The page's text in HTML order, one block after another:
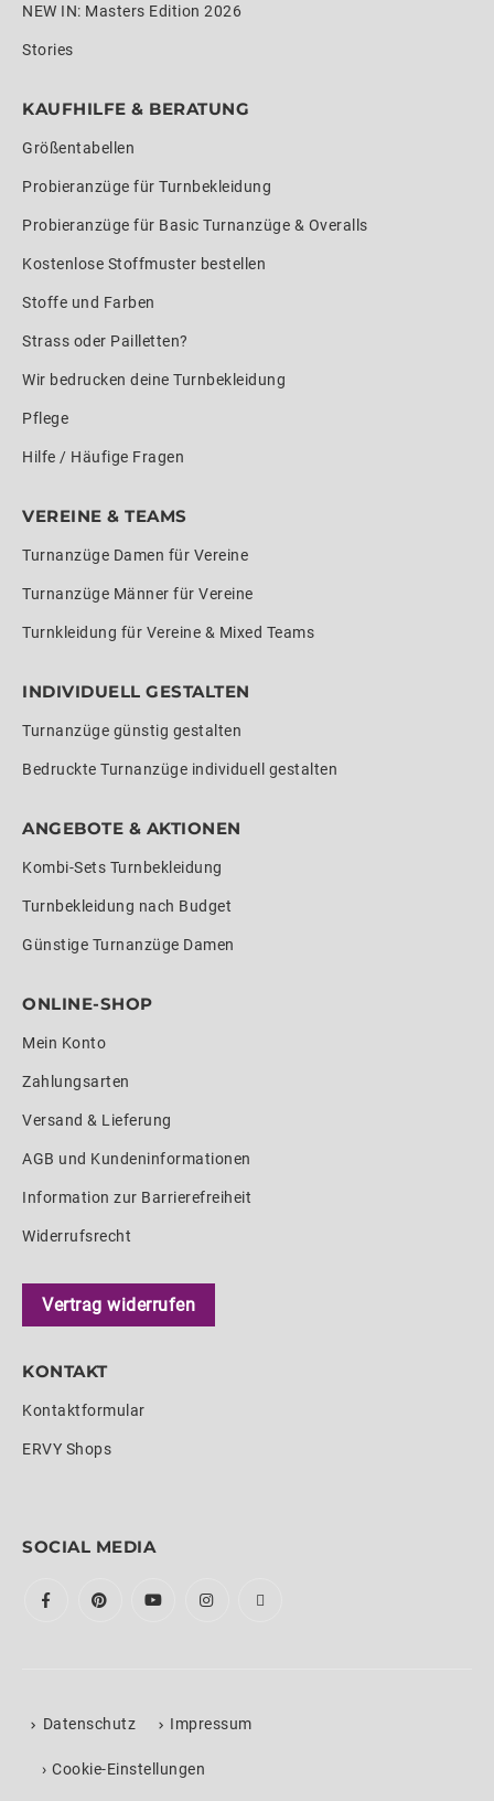
NEW IN: Masters Edition 2026
Stories
KAUFHILFE & BERATUNG
Größentabellen
Probieranzüge für Turnbekleidung
Probieranzüge für Basic Turnanzüge & Overalls
Kostenlose Stoffmuster bestellen
Stoffe und Farben
Strass oder Pailletten?
Wir bedrucken deine Turnbekleidung
Pflege
Hilfe / Häufige Fragen
VEREINE & TEAMS
Turnanzüge Damen für Vereine
Turnanzüge Männer für Vereine
Turnkleidung für Vereine & Mixed Teams
INDIVIDUELL GESTALTEN
Turnanzüge günstig gestalten
Bedruckte Turnanzüge individuell gestalten
ANGEBOTE & AKTIONEN
Kombi-Sets Turnbekleidung
Turnbekleidung nach Budget
Günstige Turnanzüge Damen
ONLINE-SHOP
Mein Konto
Zahlungsarten
Versand & Lieferung
AGB und Kundeninformationen
Information zur Barrierefreiheit
Widerrufsrecht
Vertrag widerrufen
KONTAKT
Kontaktformular
ERVY Shops
SOCIAL MEDIA
Datenschutz Impressum
› Cookie-Einstellungen